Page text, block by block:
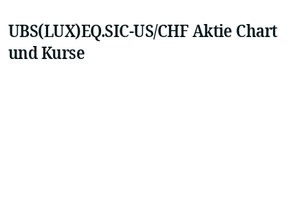
UBS(LUX)EQ.SIC-US/CHF Aktie Chart
und Kurse